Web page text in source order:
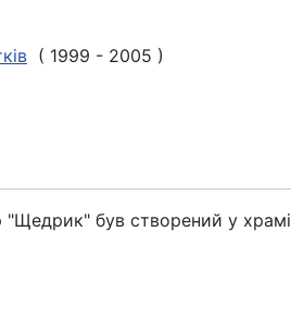
( 1999 - 2005 )
був створений у храмі